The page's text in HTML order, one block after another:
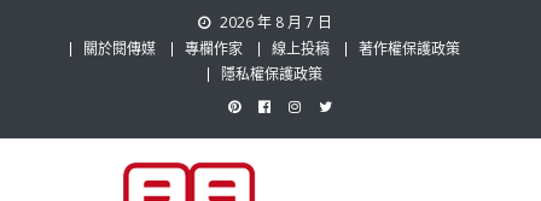
2026 年 8 月 7 日
關於閱傳媒
專欄作家 線上投稿
著作權保護政策
隱私權保護政策